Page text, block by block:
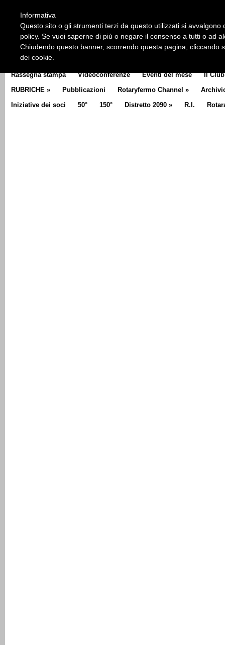
CLUB COMMUNICATOR
Rassegna stampa Videoconferenze Eventi del mese Il Club
RUBRICHE » Pubblicazioni Rotaryfermo Channel »
Iniziative dei soci
50° 150° Distretto 2090 » R.I.
Informativa
Questo sito o gli strumenti terzi da questo utilizzati si
policy. Se vuoi saperne di più o negare il consenso a tutti o ad
Chiudendo questo banner, scorrendo questa pagina, cliccando
dei cookie.